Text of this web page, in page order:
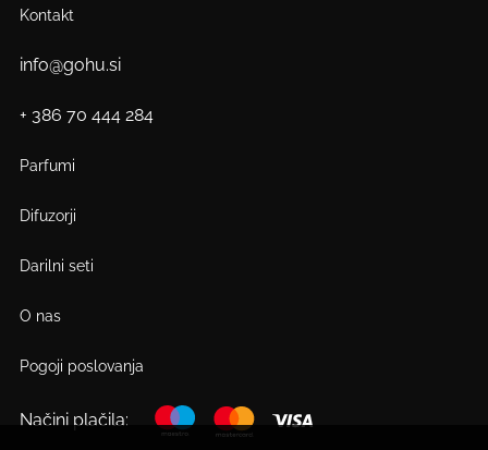
Kontakt
info@gohu.si
+ 386 70 444 284
Parfumi
Difuzorji
Darilni seti
O nas
Pogoji poslovanja
Načini plačila: